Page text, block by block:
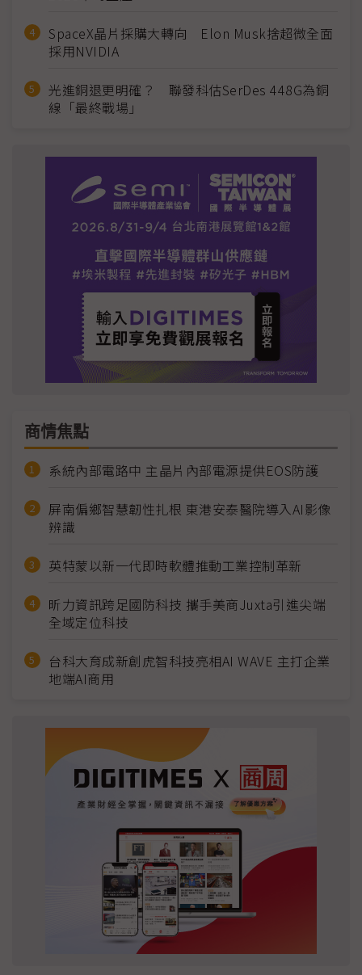
SpaceX晶片採購大轉向 Elon Musk捨超微全面
採用NVIDIA
光進銅退更明確？ 聯發科估SerDes 448G為銅
線「最終戰場」
商情焦點
系統內部電路中 主晶片內部電源提供EOS防護
屏南偏鄉智慧韌性扎根 東港安泰醫院導入AI影像
辨識
英特蒙以新一代即時軟體推動工業控制革新
昕力資訊跨足國防科技 攜手美商Juxta引進尖端
全域定位科技
台科大育成新創虎智科技亮相AI WAVE 主打企業
地端AI商用